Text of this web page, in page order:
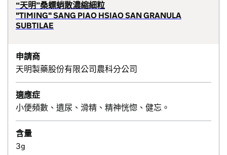
“天明”桑螵蛸散濃縮細粒
"TIMING" SANG PIAO HSIAO SAN GRANULA
SUBTILAE
申請商
天明製藥股份有限公司農科分公司
適應症
小便頻數、遺尿、滑精、精神恍惚、健忘。
含量
3g